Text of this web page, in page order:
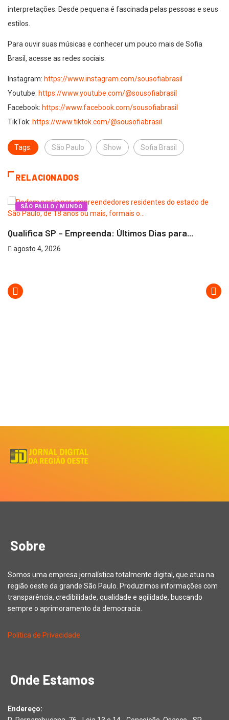
interpretações. Desde pequena é fascinada pelas pessoas e seus
estilos.
Para ouvir suas músicas e conhecer um pouco mais de Sofia
Brasil, acesse as redes sociais:
Instagram: https://www.instagram.com/sousofiabrasil
Youtube: https://www.youtube.com/@sousofiabrasil
Facebook: https://www.facebook.com/sousofiabrasil
TikTok: https://www.tiktok.com/@sousofiabrasil
Tags: São Paulo Show Sofia Brasil
RELACIONADOS
SÃO PAULO / MUNDO
Qualifica SP – Empreenda: Últimos Dias para...
agosto 4, 2026
Sobre
Somos uma empresa jornalística totalmente digital, que atua na
região oeste da grande São Paulo. Produzimos informações com
transparência, credibilidade, qualidade e agilidade, buscando
sempre o aprimoramento da democracia.
Política de Privacidade
Onde Estamos
Endereço: